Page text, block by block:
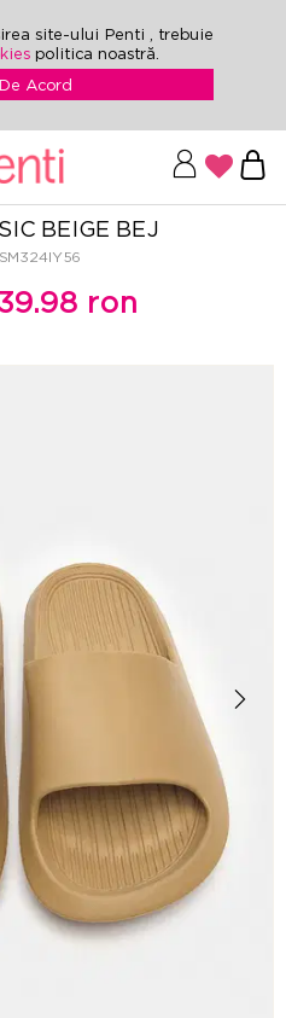
site-ului Penti , trebuie
politica noastră.
Acord
BEIGE BEJ
ron